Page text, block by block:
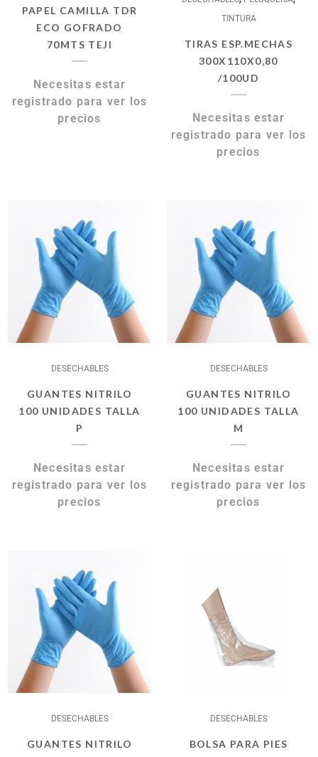
PAPEL CAMILLA TDR
ECO GOFRADO
70MTS TEJI
Necesitas estar
registrado para ver los
precios
TINTURA
TIRAS ESP.MECHAS
300X110X0,80
/100UD
Necesitas estar
registrado para ver los
precios
DESECHABLES
GUANTES NITRILO
100 UNIDADES TALLA
P
Necesitas estar
registrado para ver los
precios
DESECHABLES
GUANTES NITRILO
100 UNIDADES TALLA
M
Necesitas estar
registrado para ver los
precios
DESECHABLES
GUANTES NITRILO
DESECHABLES
BOLSA PARA PIES